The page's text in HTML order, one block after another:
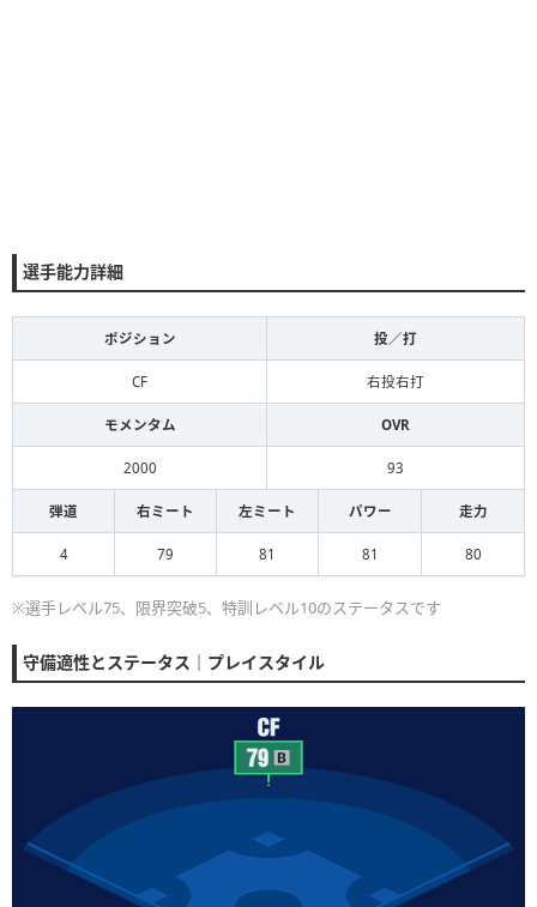
選手能力詳細
ポジション 投／打
CF 右投右打
モメンタム OVR
2000 93
弾道 右ミート 左ミート パワー 走力
4 79 81 81 80
※選手レベル75、限界突破5、特訓レベル10のステータスです
守備適性とステータス｜プレイスタイル